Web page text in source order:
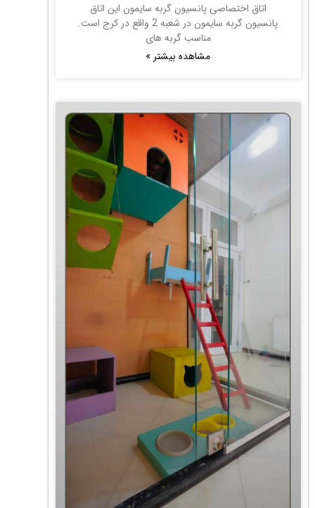
اتاق اختصاصی پانسیون گربه سایمون این اتاق
پانسیون گربه سایمون در شعبه 2 واقع در کرج است.
مناسب گربه های
مشاهده بیشتر »